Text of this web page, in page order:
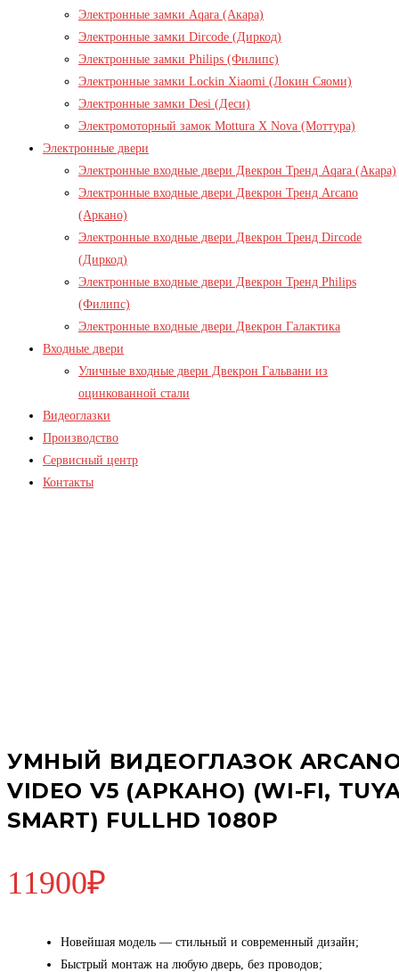
Электронные замки Aqara (Акара)
Электронные замки Dircode (Диркод)
Электронные замки Philips (Филипс)
Электронные замки Lockin Xiaomi (Локин Сяоми)
Электронные замки Desi (Деси)
Электромоторный замок Mottura X Nova (Моттура)
Электронные двери
Электронные входные двери Двекрон Тренд Aqara (Акара)
Электронные входные двери Двекрон Тренд Arcano
(Аркано)
Электронные входные двери Двекрон Тренд Dircode
(Диркод)
Электронные входные двери Двекрон Тренд Philips
(Филипс)
Электронные входные двери Двекрон Галактика
Входные двери
Уличные входные двери Двекрон Гальвани из
оцинкованной стали
Видеоглазки
Производство
Сервисный центр
Контакты
УМНЫЙ ВИДЕОГЛАЗОК
VIDEO V5 (АРКАНО) (WI-FI,
SMART) FULLHD 1080Р
11900₽
Новейшая модель — стильный и современный дизайн;
Быстрый монтаж на любую дверь, без проводов;